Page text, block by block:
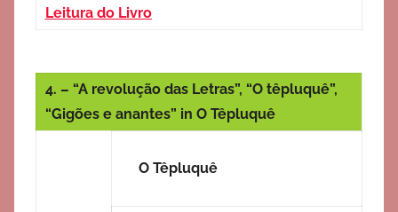
Leitura do Livro
4. – “A revolução das Letras”, “O têpluquê”,
“Gigões e anantes” in O Têpluquê
O Têpluquê